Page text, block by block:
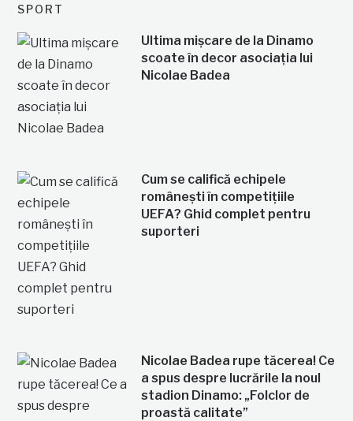
SPORT
Ultima mișcare de la Dinamo
scoate în decor asociația lui
Nicolae Badea
Cum se califică echipele
românești în competițiile
UEFA? Ghid complet pentru
suporteri
Nicolae Badea rupe tăcerea! Ce
a spus despre lucrările la noul
stadion Dinamo: „Folclor de
proastă calitate”